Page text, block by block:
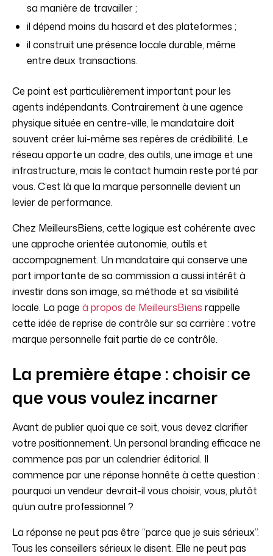
sa manière de travailler ;
il dépend moins du hasard et des plateformes ;
il construit une présence locale durable, même
entre deux transactions.
Ce point est particulièrement important pour les
agents indépendants. Contrairement à une agence
physique située en centre-ville, le mandataire doit
souvent créer lui-même ses repères de crédibilité. Le
réseau apporte un cadre, des outils, une image et une
infrastructure, mais le contact humain reste porté par
vous. C’est là que la marque personnelle devient un
levier de performance.
Chez MeilleursBiens, cette logique est cohérente avec
une approche orientée autonomie, outils et
accompagnement. Un mandataire qui conserve une
part importante de sa commission a aussi intérêt à
investir dans son image, sa méthode et sa visibilité
locale. La page à propos de MeilleursBiens rappelle
cette idée de reprise de contrôle sur sa carrière : votre
marque personnelle fait partie de ce contrôle.
La première étape : choisir ce
que vous voulez incarner
Avant de publier quoi que ce soit, vous devez clarifier
votre positionnement. Un personal branding efficace ne
commence pas par un calendrier éditorial. Il
commence par une réponse honnête à cette question :
pourquoi un vendeur devrait-il vous choisir, vous, plutôt
qu’un autre professionnel ?
La réponse ne peut pas être “parce que je suis sérieux”.
Tous les conseillers sérieux le disent. Elle ne peut pas